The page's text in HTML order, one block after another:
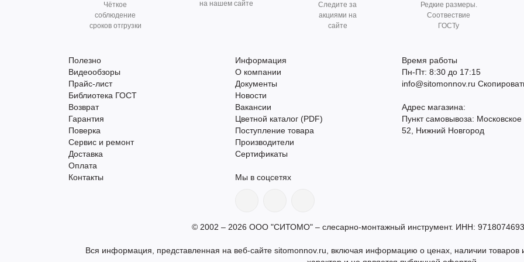
Чёткое
соблюдение
сроков отгрузки
на нашем сайте
Следите за
акциями на
сайте
Редкие размеры.
Соотвествие
ГОСТу
Полезно
Видеообзоры
Прайс-лист
Библиотека ГОСТ
Возврат
Гарантия
Поверка
Сервис и ремонт
Доставка
Оплата
Контакты
Информация
О компании
Документы
Новости
Вакансии
Цветной каталог (PDF)
Поступление товара
Производители
Сертификаты
Мы в соцсетях
Время работы
Пн-Пт: 8:30 до 17:15
info@sitomonnov.ru
Адрес магазина:
Пункт самовывоза:
52, Нижний Новгород
© 2002 – 2026 ООО "СИТОМО" – слесарно-монтажный инструмент. ИНН:
Вся информация, представленная на веб-сайте sitomonnov.ru, включая информацию о ценах, наличии товаров